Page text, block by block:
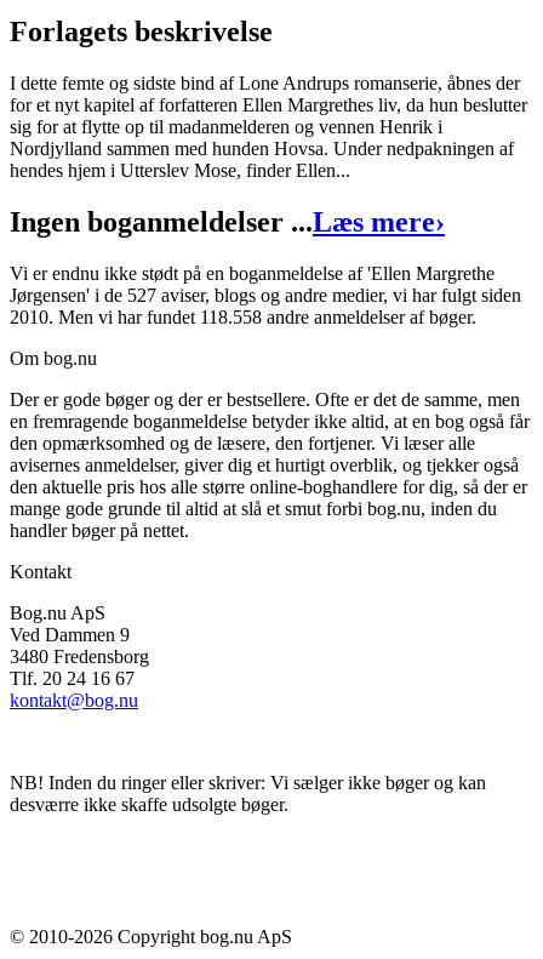
Udgivet: 22. november 2018
Forlagets beskrivelse
I dette femte og sidste bind af Lone Andrups romanserie, åbnes der
for et nyt kapitel af forfatteren Ellen Margrethes liv, da hun beslutter
sig for at flytte op til madanmelderen og vennen Henrik i
Nordjylland sammen med hunden Hovsa. Under nedpakningen af
hendes hjem i Utterslev Mose, finder Ellen...
Ingen boganmeldelser ...Læs mere›
Vi er endnu ikke stødt på en boganmeldelse af 'Ellen Margrethe
Jørgensen' i de 527 aviser, blogs og andre medier, vi har fulgt siden
2010. Men vi har fundet 118.558 andre anmeldelser af bøger.
Om bog.nu
Der er gode bøger og der er bestsellere. Ofte er det de samme, men
en fremragende boganmeldelse betyder ikke altid, at en bog også får
den opmærksomhed og de læsere, den fortjener. Vi læser alle
avisernes anmeldelser, giver dig et hurtigt overblik, og tjekker også
den aktuelle pris hos alle større online-boghandlere for dig, så der er
mange gode grunde til altid at slå et smut forbi bog.nu, inden du
handler bøger på nettet.
Kontakt
Bog.nu ApS
Ved Dammen 9
3480 Fredensborg
Tlf. 20 24 16 67
kontakt@bog.nu
NB! Inden du ringer eller skriver: Vi sælger ikke bøger og kan
desværre ikke skaffe udsolgte bøger.
© 2010-2026 Copyright bog.nu ApS